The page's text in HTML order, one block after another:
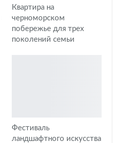
Квартира на
черноморском
побережье для трех
поколений семьи
Фестиваль
ландшафтного искусства